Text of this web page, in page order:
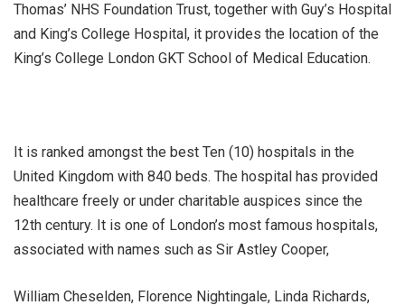
Thomas’ NHS Foundation Trust, together with Guy’s Hospital
and King’s College Hospital, it provides the location of the
King’s College London GKT School of Medical Education.
It is ranked amongst the best Ten (10) hospitals in the
United Kingdom with 840 beds. The hospital has provided
healthcare freely or under charitable auspices since the
12th century. It is one of London’s most famous hospitals,
associated with names such as Sir Astley Cooper,
William Cheselden, Florence Nightingale, Linda Richards,